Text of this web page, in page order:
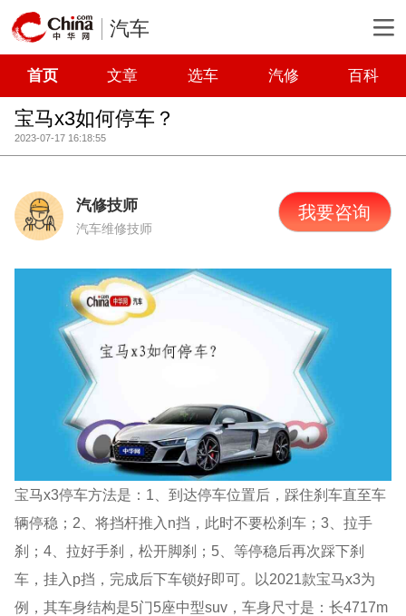
汽车
首页 文章 选车 汽修 百科
宝马x3如何停车？
2023-07-17 16:18:55
汽修技师
汽车维修技师
我要咨询
宝马x3停车方法是：1、到达停车位置后，踩住刹车直至车
辆停稳；2、将挡杆推入n挡，此时不要松刹车；3、拉手
刹；4、拉好手刹，松开脚刹；5、等停稳后再次踩下刹
车，挂入p挡，完成后下车锁好即可。以2021款宝马x3为
例，其车身结构是5门5座中型suv，车身尺寸是：长4717m